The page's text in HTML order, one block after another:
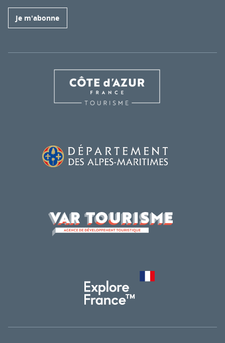
Je m'abonne